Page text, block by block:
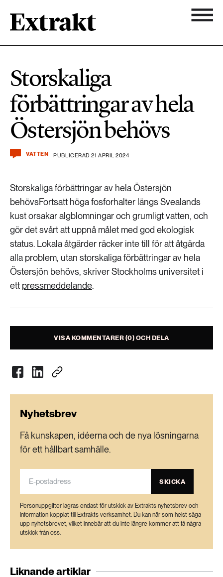
Biologisk mångfald
Hållbara städer
Industri & Energi
Kemikalier
Landsbygd
Livsstil & konsumtion
Mat & jordbruk
Skog
Social hållbarhet
Nyhetsbrev
Om Extrakt
900 ARTIKLAR
584 ARTIKLAR
Hållbara städer
473 ARTIKLAR
Industri & Energi
1492 ARTIKLAR
Klimat
252 ARTIKLAR
Landsbygd
939 ARTIKLAR
612 ARTIKLAR
Mat & jordbruk
262 ARTIKLAR
Skog
360 ARTIKLAR
Social hållbarhet
189 ARTIKLAR
Storskaliga
förbättringar av hela
Östersjön behövs
VATTEN PUBLICERAD 21 APRIL 2024
Storskaliga förbättringar av hela Östersjön
behövsFortsatt höga fosforhalter längs Svealands
kust orsakar algblomningar och grumligt vatten, och
gör det svårt att uppnå målet med god ekologisk
status. Lokala åtgärder räcker inte till för att åtgärda
alla problem, utan storskaliga förbättringar av hela
Östersjön behövs, skriver Stockholms universitet i
ett pressmeddelande.
VISA KOMMENTARER (0) OCH DELA
Nyhetsbrev
Få kunskapen, idéerna och de nya lösningarna
för ett hållbart samhälle.
SKICKA
Personuppgifter lagras endast för utskick av Extrakts nyhetsbrev och
information kopplat till Extrakts verksamhet. Du kan när som helst säga
upp nyhetsbrevet, vilket innebär att du inte längre kommer att få några
utskick från oss.
Liknande artiklar